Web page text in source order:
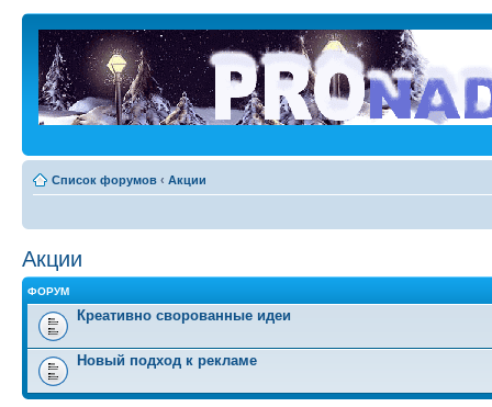
Список форумов ‹ Акции
Акции
ФОРУМ
Креативно сворованные идеи
Новый подход к рекламе